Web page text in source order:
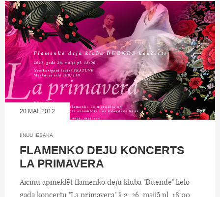
20.MAI, 2012
IINUU IESAKA
FLAMENKO DEJU KONCERTS
LA PRIMAVERA
Aicinu apmeklēt flamenko deju kluba "Duende" lielo
gada koncertu "La primavera" š.g. 26. maijā pl. 18:00